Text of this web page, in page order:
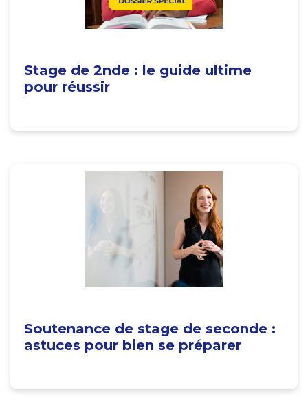
Stage de 2nde : le guide ultime
pour réussir
Soutenance de stage de seconde :
astuces pour bien se préparer